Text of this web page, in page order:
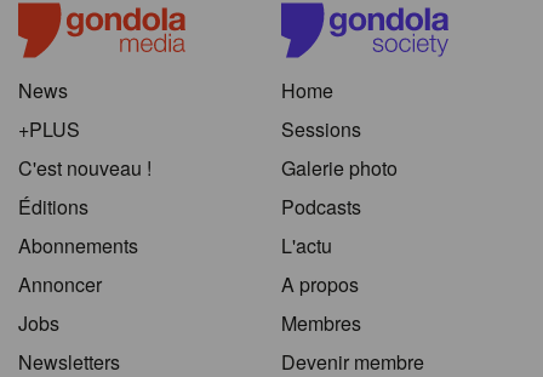
News
+PLUS
C'est nouveau !
Éditions
Abonnements
Annoncer
Jobs
Newsletters
Home
Sessions
Galerie photo
Podcasts
L'actu
A propos
Membres
Devenir membre